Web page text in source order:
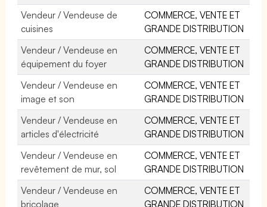
Vendeur / Vendeuse de
cuisines
COMMERCE, VENTE ET
GRANDE DISTRIBUTION
Vendeur / Vendeuse en
équipement du foyer
COMMERCE, VENTE ET
GRANDE DISTRIBUTION
Vendeur / Vendeuse en
image et son
COMMERCE, VENTE ET
GRANDE DISTRIBUTION
Vendeur / Vendeuse en
articles d'électricité
COMMERCE, VENTE ET
GRANDE DISTRIBUTION
Vendeur / Vendeuse en
revêtement de mur, sol
COMMERCE, VENTE ET
GRANDE DISTRIBUTION
Vendeur / Vendeuse en
bricolage
COMMERCE, VENTE ET
GRANDE DISTRIBUTION